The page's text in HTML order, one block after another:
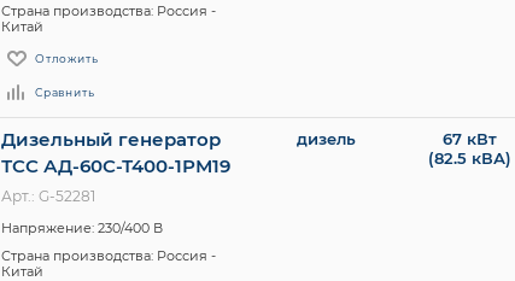
Страна производства: Россия -
Китай
Отложить
Сравнить
Дизельный генератор
ТСС АД-60С-Т400-1РМ19
Арт.: G-52281
Напряжение: 230/400 В
Страна производства: Россия -
Китай
дизель
67 кВт
(82.5 кВА)